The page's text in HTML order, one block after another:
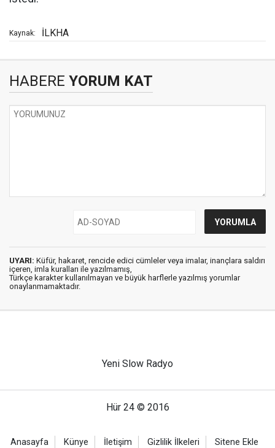
Kaynak: İLKHA
HABERE YORUM KAT
UYARI: Küfür, hakaret, rencide edici cümleler veya imalar, inançlara saldırı
içeren, imla kuralları ile yazılmamış,
Türkçe karakter kullanılmayan ve büyük harflerle yazılmış yorumlar
onaylanmamaktadır.
Yeni Slow Radyo
Hür 24 © 2016
Anasayfa Künye İletişim Gizlilik İlkeleri Sitene Ekle